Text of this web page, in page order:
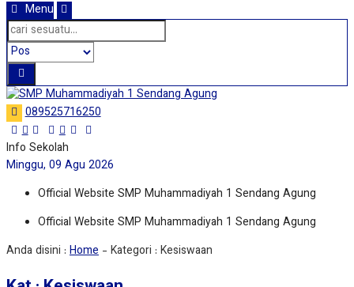
Menu
089525716250
Info Sekolah
Minggu, 09 Agu 2026
Official Website SMP Muhammadiyah 1 Sendang Agung
Official Website SMP Muhammadiyah 1 Sendang Agung
Anda disini : Home - Kategori : Kesiswaan